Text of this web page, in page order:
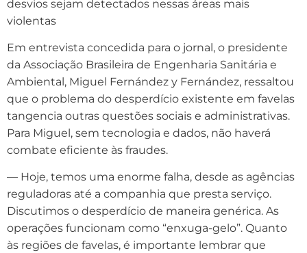
desvios sejam detectados nessas áreas mais
violentas
Em entrevista concedida para o jornal, o presidente
da Associação Brasileira de Engenharia Sanitária e
Ambiental, Miguel Fernández y Fernández, ressaltou
que o problema do desperdício existente em favelas
tangencia outras questões sociais e administrativas.
Para Miguel, sem tecnologia e dados, não haverá
combate eficiente às fraudes.
— Hoje, temos uma enorme falha, desde as agências
reguladoras até a companhia que presta serviço.
Discutimos o desperdício de maneira genérica. As
operações funcionam como “enxuga-gelo”. Quanto
às regiões de favelas, é importante lembrar que